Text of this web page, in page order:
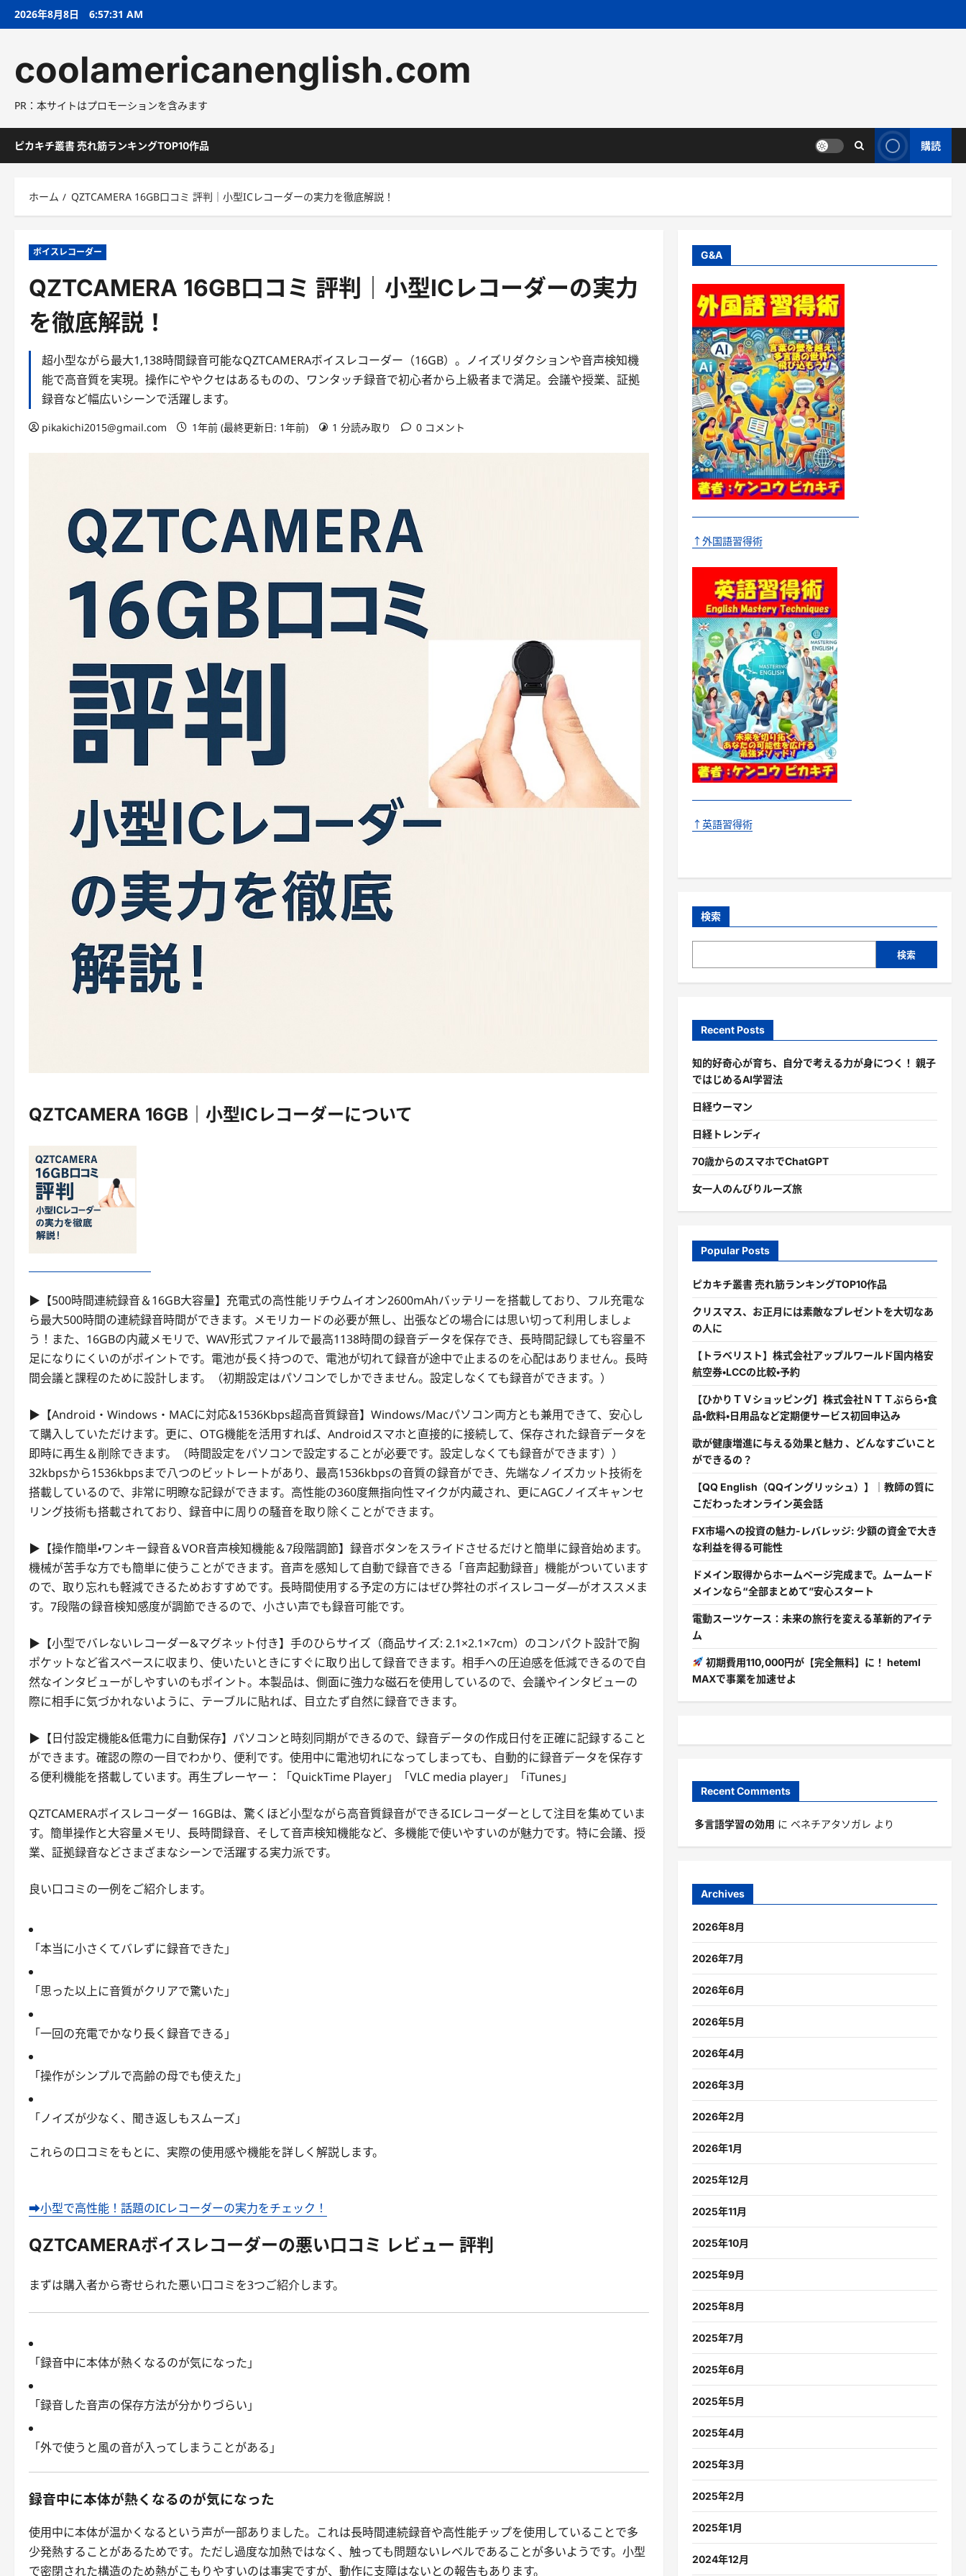
2026年8月8日 6:57:32 AM
coolamericanenglish.com
PR：本サイトはプロモーションを含みます
ピカキチ叢書 売れ筋ランキングTOP10作品 購読
ホーム QZTCAMERA 16GB口コミ 評判｜小型ICレコーダーの実力を徹底解説！
ボイスレコーダー
QZTCAMERA 16GB口コミ 評判｜小型ICレコーダーの実力
を徹底解説！
超小型ながら最大1,138時間録音可能なQZTCAMERAボイスレコーダー（16GB）。ノイズリダクションや音声検知機
能で高音質を実現。操作にややクセはあるものの、ワンタッチ録音で初心者から上級者まで満足。会議や授業、証拠
録音など幅広いシーンで活躍します。
pikakichi2015@gmail.com 1年前 (最終更新日: 1年前) 1 分読み取り 0 コメント
QZTCAMERA 16GB｜小型ICレコーダーについて
▶【500時間連続録音＆16GB大容量】充電式の高性能リチウムイオン2600mAhバッテリーを搭載しており、フル充電な
ら最大500時間の連続録音時間ができます。メモリカードの必要が無し、出張などの場合には思い切って利用しましょ
う！また、16GBの内蔵メモリで、WAV形式ファイルで最高1138時間の録音データを保存でき、長時間記録しても容量不
足になりにくいのがポイントです。電池が長く持つので、電池が切れて録音が途中で止まるのを心配はありません。長時
間会議と課程のために設計します。（初期設定はパソコンでしかできません。設定しなくても録音ができます。）
▶【Android・Windows・MACに対応&1536Kbps超高音質録音】Windows/Macパソコン両方とも兼用できて、安心し
て購入していただけます。更に、OTG機能を活用すれば、Androidスマホと直接的に接続して、保存された録音データを
即時に再生＆削除できます。（時間設定をパソコンで設定することが必要です。設定しなくても録音ができます））
32kbpsから1536kbpsまで八つのビットレートがあり、最高1536kbpsの音質の録音ができ、先端なノイズカット技術を
搭載しているので、非常に明瞭な記録ができます。高性能の360度無指向性マイクが内蔵され、更にAGCノイズキャンセ
リング技術も搭載されており、録音中に周りの騒音を取り除くことができます。
▶【操作簡単・ワンキー録音＆VOR音声検知機能＆7段階調節】録音ボタンをスライドさせるだけと簡単に録音始めます。
機械が苦手な方でも簡単に使うことができます。音声を感知して自動で録音できる「音声起動録音」機能がついています
ので、取り忘れも軽減できるためおすすめです。長時間使用する予定の方にはぜひ弊社のボイスレコーダ―がオススメま
す。7段階の録音検知感度が調節できるので、小さい声でも録音可能です。
▶【小型でバレないレコーダー&マグネット付き】手のひらサイズ（商品サイズ: 2.1×2.1×7cm）のコンパクト設計で胸
ポケットなど省スペースに収まり、使いたいときにすぐに取り出して録音できます。相手への圧迫感を低減できるので自
然なインタビューがしやすいのもポイント。本製品は、側面に強力な磁石を使用しているので、会議やインタビューの
際に相手に気づかれないように、テーブルに貼れば、目立たず自然に録音できます。
▶【日付設定機能&低電力に自動保存】パソコンと時刻同期ができるので、録音データの作成日付を正確に記録すること
ができます。確認の際の一目でわかり、便利です。使用中に電池切れになってしまっても、自動的に録音データを保存す
る便利機能を搭載しています。再生プレーヤー：「QuickTime Player」「VLC media player」「iTunes」
QZTCAMERAボイスレコーダー 16GBは、驚くほど小型ながら高音質録音ができるICレコーダーとして注目を集めていま
す。簡単操作と大容量メモリ、長時間録音、そして音声検知機能など、多機能で使いやすいのが魅力です。特に会議、授
業、証拠録音などさまざまなシーンで活躍する実力派です。
良い口コミの一例をご紹介します。
「本当に小さくてバレずに録音できた」
「思った以上に音質がクリアで驚いた」
「一回の充電でかなり長く録音できる」
「操作がシンプルで高齢の母でも使えた」
「ノイズが少なく、聞き返しもスムーズ」
これらの口コミをもとに、実際の使用感や機能を詳しく解説します。
➡小型で高性能！話題のICレコーダーの実力をチェック！
QZTCAMERAボイスレコーダーの悪い口コミ レビュー 評判
まずは購入者から寄せられた悪い口コミを3つご紹介します。
「録音中に本体が熱くなるのが気になった」
「録音した音声の保存方法が分かりづらい」
「外で使うと風の音が入ってしまうことがある」
録音中に本体が熱くなるのが気になった
使用中に本体が温かくなるという声が一部ありました。これは長時間連続録音や高性能チップを使用していることで多
少発熱することがあるためです。ただし過度な加熱ではなく、触っても問題ないレベルであることが多いようです。小型
で密閉された構造のため熱がこもりやすいのは事実ですが、動作に支障はないとの報告もあります。
G&A
↑外国語習得術
↑英語習得術
検索
検索
Recent Posts
知的好奇心が育ち、自分で考える力が身につく！ 親子
ではじめるAI学習法
日経ウーマン
日経トレンディ
70歳からのスマホでChatGPT
女一人のんびりルーズ旅
Popular Posts
ピカキチ叢書 売れ筋ランキングTOP10作品
クリスマス、お正月には素敵なプレゼントを大切なあ
の人に
【トラベリスト】株式会社アップルワールド国内格安
航空券・LCCの比較・予約
【ひかりＴＶショッピング】株式会社ＮＴＴぷらら・食
品・飲料・日用品など定期便サービス初回申込み
歌が健康増進に与える効果と魅力 、どんなすごいこと
ができるの？
【QQ English（QQイングリッシュ）】｜教師の質に
こだわったオンライン英会話
FX市場への投資の魅力-レバレッジ: 少額の資金で大き
な利益を得る可能性
ドメイン取得からホームページ完成まで。ムームード
メインなら“全部まとめて”安心スタート
電動スーツケース：未来の旅行を変える革新的アイテ
ム
初期費用110,000円が【完全無料】に！ heteml
MAXで事業を加速せよ
Recent Comments
多言語学習の効用 に ベネチアタソガレ より
Archives
2026年8月
2026年7月
2026年6月
2026年5月
2026年4月
2026年3月
2026年2月
2026年1月
2025年12月
2025年11月
2025年10月
2025年9月
2025年8月
2025年7月
2025年6月
2025年5月
2025年4月
2025年3月
2025年2月
2025年1月
2024年12月